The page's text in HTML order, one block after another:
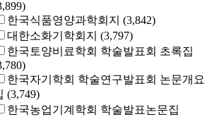
한국식품영양과학회지 (3,842)
대한소화기학회지 (3,797)
한국토양비료학회 학술발표회 초록집
한국자기학회 학술연구발표회 논문개요
(3,749)
한국농업기계학회 학술발표논문집